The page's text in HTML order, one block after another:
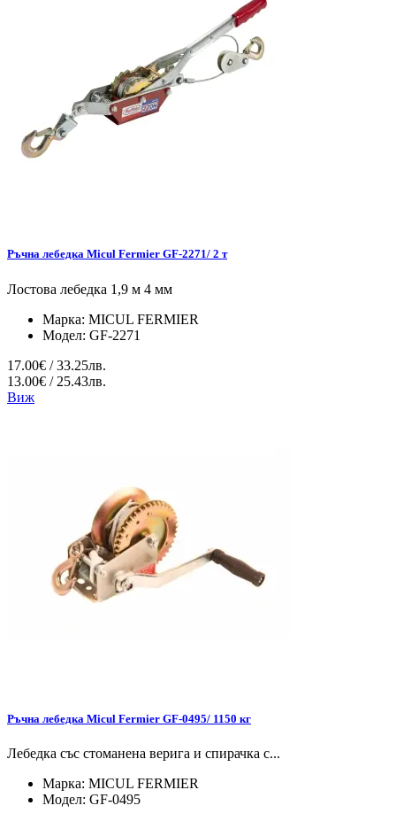
Ръчна лебедка Micul Fermier GF-2271/ 2 т
Лостова лебедка 1,9 м 4 мм
Марка: MICUL FERMIER
Модел: GF-2271
17.00€ / 33.25лв.
13.00€ / 25.43лв.
Виж
Ръчна лебедка Micul Fermier GF-0495/ 1150 кг
Лебедка със стоманена верига и спирачка с...
Марка: MICUL FERMIER
Модел: GF-0495